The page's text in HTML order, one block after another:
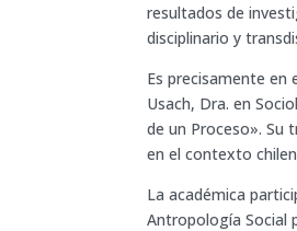
resultados de
disciplinario y
Es precisamente en
Usach, Dra. en
de un Proceso». Su
en el contexto
La académica
Antropología Social